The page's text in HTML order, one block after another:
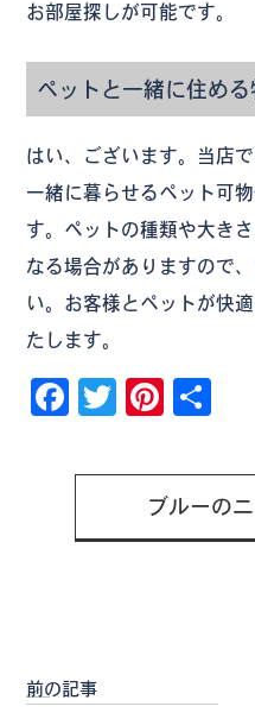
お部屋探しが可能です。
ペットと一緒に住め
はい、ございます。当店
一緒に暮らせるペット可
す。ペットの種類や大き
なる場合がありますので
い。お客様とペットが快
たします。
Facebook
Twitter
ブルーの
前の記事